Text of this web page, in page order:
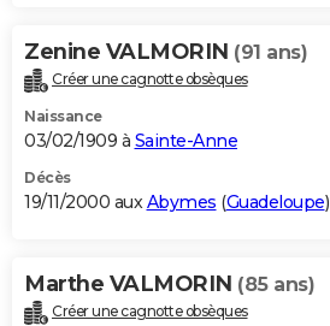
Zenine VALMORIN (91 ans)
Créer une cagnotte obsèques
Naissance
03/02/1909 à Sainte-Anne
Décès
19/11/2000 auxAbymes (Guadeloupe)
Marthe VALMORIN (85 ans)
Créer une cagnotte obsèques